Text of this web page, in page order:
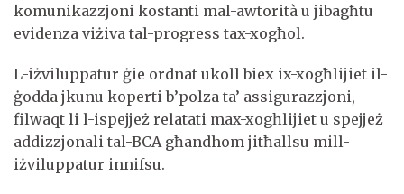
komunikazzjoni kostanti mal-awtorità u jibagħtu
evidenza viżiva tal-progress tax-xogħol.
L-iżviluppatur ġie ordnat ukoll biex ix-xogħlijiet il-
ġodda jkunu koperti b’polza ta’ assigurazzjoni,
filwaqt li l-ispejjeż relatati max-xogħlijiet u spejjeż
addizzjonali tal-BCA għandhom jitħallsu mill-
iżviluppatur innifsu.